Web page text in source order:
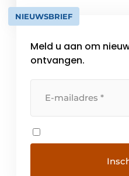
ontwikkeld voor een
Zo kunt […]
NIEUWSBRIEF
Meld u aan om
ontvangen.